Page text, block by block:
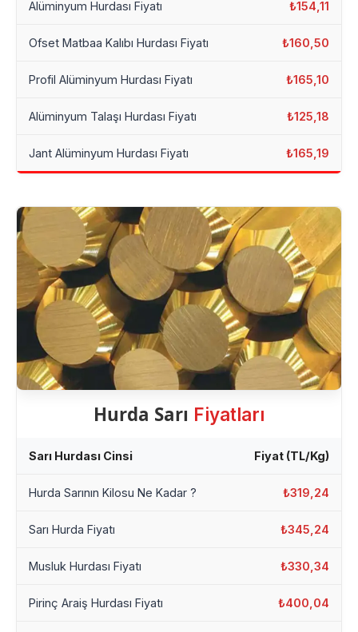
Alüminyum Hurdası Fiyatı ₺154,11
Ofset Matbaa Kalıbı Hurdası Fiyatı ₺160,50
Profil Alüminyum Hurdası Fiyatı ₺165,10
Alüminyum Talaşı Hurdası Fiyatı ₺125,18
Jant Alüminyum Hurdası Fiyatı ₺165,19
Hurda Sarı Fiyatları
Sarı Hurdası Cinsi Fiyat (TL/Kg)
Hurda Sarının Kilosu Ne Kadar ? ₺319,24
Sarı Hurda Fiyatı ₺345,24
Musluk Hurdası Fiyatı ₺330,34
Pirinç Araiş Hurdası Fiyatı ₺400,04